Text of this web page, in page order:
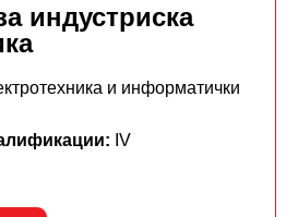
индустриска
и информатички
IV